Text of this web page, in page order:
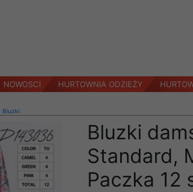
NOWOSCI HURTOWNIA ODZIEŻY
Bluzki
Bluzki
Standard,
Paczka 12